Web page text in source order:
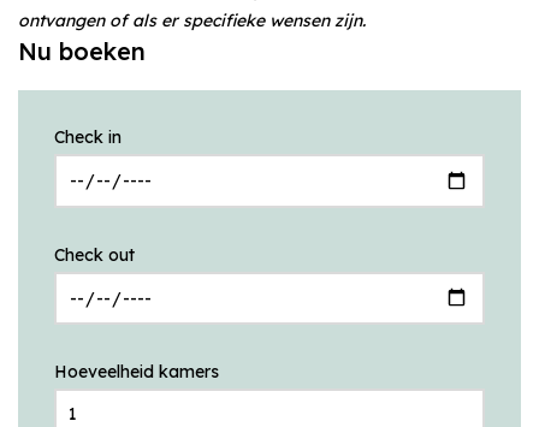
ontvangen of als er specifieke wensen zijn.
Nu boeken
Check in
Check out
Hoeveelheid kamers